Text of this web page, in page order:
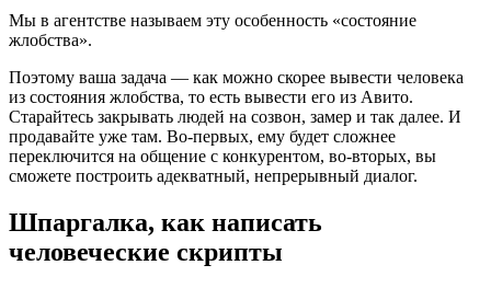
Мы в агентстве называем эту особенность «состояние
жлобства».
Поэтому ваша задача — как можно скорее вывести человека
из состояния жлобства, то есть вывести его из Авито.
Старайтесь закрывать людей на созвон, замер и так далее. И
продавайте уже там. Во-первых, ему будет сложнее
переключится на общение с конкурентом, во-вторых, вы
сможете построить адекватный, непрерывный диалог.
Шпаргалка, как написать
человеческие скрипты